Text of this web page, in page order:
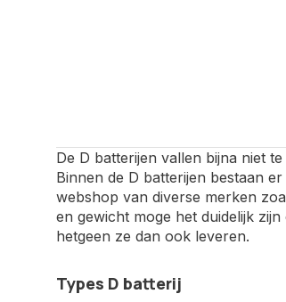
De D batterijen vallen bijna niet
Binnen de D batterijen bestaan
webshop van diverse merken
en gewicht moge het duidelijk
hetgeen ze dan ook leveren.
Types D batterij